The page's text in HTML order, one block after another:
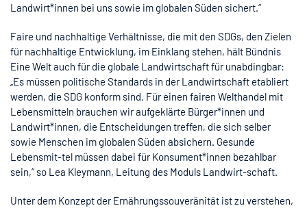
Landwirt*innen bei uns sowie im globalen Süden sichert.“
Faire und nachhaltige Verhältnisse, die mit den SDGs, den Zielen
für nachhaltige Entwicklung, im Einklang stehen, hält Bündnis
Eine Welt auch für die globale Landwirtschaft für unabdingbar:
„Es müssen politische Standards in der Landwirtschaft etabliert
werden, die SDG konform sind. Für einen fairen Welthandel mit
Lebensmitteln brauchen wir aufgeklärte Bürger*innen und
Landwirt*innen, die Entscheidungen treffen, die sich selber
sowie Menschen im globalen Süden absichern. Gesunde
Lebensmit-tel müssen dabei für Konsument*innen bezahlbar
sein,“ so Lea Kleymann, Leitung des Moduls Landwirt-schaft.
Unter dem Konzept der Ernährungssouveränität ist zu verstehen,